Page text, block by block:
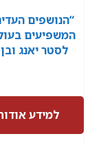
לסטר יאנג
למידע